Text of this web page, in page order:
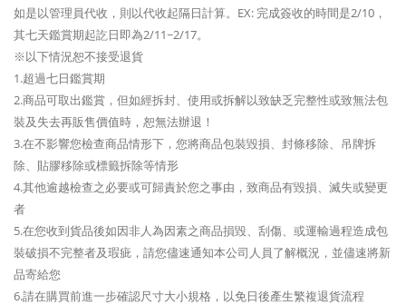
如是以管理員代收，則以代收起隔日計算。EX: 完成簽收的時間是2/10，
其七天鑑賞期起訖日即為2/11~2/17。
※以下情況恕不接受退貨
1.超過七日鑑賞期
2.商品可取出鑑賞，但如經拆封、使用或拆解以致缺乏完整性或致無法包
裝及失去再販售價值時，恕無法辦退！
3.在不影響您檢查商品情形下，您將商品包裝毀損、封條移除、吊牌拆
除、貼膠移除或標籤拆除等情形
4.其他逾越檢查之必要或可歸責於您之事由，致商品有毀損、滅失或變更
者
5.在您收到貨品後如因非人為因素之商品損毀、刮傷、或運輸過程造成包
裝破損不完整者及瑕疵，請您儘速通知本公司人員了解概況，並儘速將新
品寄給您
6.請在購買前進一步確認尺寸大小規格，以免日後產生繁複退貨流程